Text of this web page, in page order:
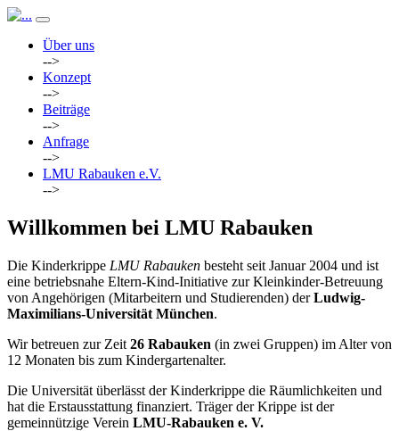
Über uns
-->
Konzept
-->
Beiträge
-->
Anfrage
-->
LMU Rabauken e.V.
-->
Willkommen bei LMU Rabauken
Die Kinderkrippe LMU Rabauken besteht seit Januar 2004 und ist
eine betriebsnahe Eltern-Kind-Initiative zur Kleinkinder-Betreuung
von Angehörigen (Mitarbeitern und Studierenden) derLudwig-
Maximilians-Universität München.
Wir betreuen zur Zeit 26 Rabauken (in zwei Gruppen) im Alter von
12 Monaten bis zum Kindergartenalter.
Die Universität überlässt der Kinderkrippe die Räumlichkeiten und
hat die Erstausstattung finanziert. Träger der Krippe ist der
gemeinnützige Verein LMU-Rabauken e. V.